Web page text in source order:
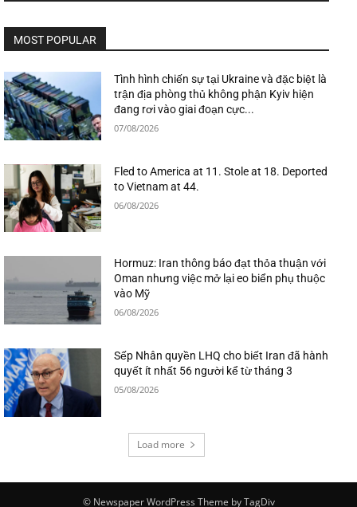
MOST POPULAR
Tình hình chiến sự tại Ukraine và đặc biệt là
trận địa phòng thủ không phận Kyiv hiện
đang rơi vào giai đoạn cực...
07/08/2026
Fled to America at 11. Stole at 18. Deported
to Vietnam at 44.
06/08/2026
Hormuz: Iran thông báo đạt thỏa thuận với
Oman nhưng việc mở lại eo biển phụ thuộc
vào Mỹ
06/08/2026
Sếp Nhân quyền LHQ cho biết Iran đã hành
quyết ít nhất 56 người kể từ tháng 3
05/08/2026
Load more
© Newspaper WordPress Theme by TagDiv